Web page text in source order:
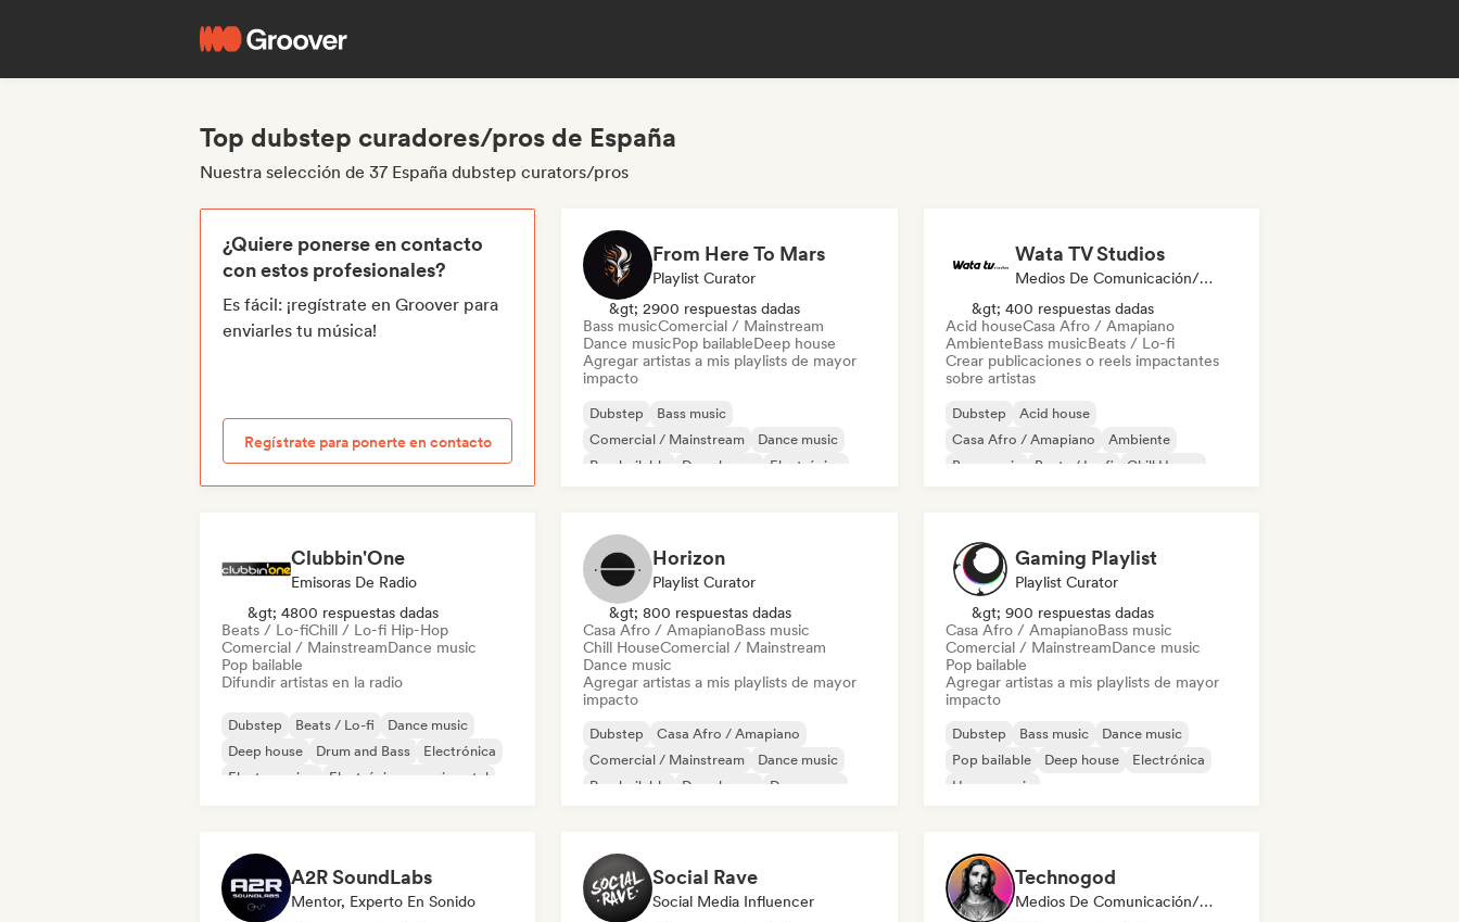
Top dubstep curadores/pros de España
Nuestra selección de 37 España dubstep curators/pros
¿Quiere ponerse en contacto
con estos profesionales?
Es fácil: ¡regístrate en Groover para
enviarles tu música!
Regístrate para ponerte en contacto
From Here To Mars
Playlist Curator
&gt; 2900 respuestas dadas
Bass musicComercial / Mainstream
Dance musicPop bailableDeep house
Agregar artistas a mis playlists de mayor
impacto
Dubstep
Bass music
Comercial / Mainstream
Dance music
Pop bailable
Deep house
Electrónica
Wata TV Studios
Medios De Comunicación/Periodista
&gt; 400 respuestas dadas
Acid houseCasa Afro / Amapiano
AmbienteBass musicBeats / Lo-fi
Crear publicaciones o reels impactantes
sobre artistas
Dubstep
Acid house
Casa Afro / Amapiano
Ambiente
Bass music
Beats / Lo-fi
Chill House
Clubbin'One
Emisoras De Radio
&gt; 4800 respuestas dadas
Beats / Lo-fiChill / Lo-fi Hip-Hop
Comercial / MainstreamDance music
Pop bailable
Difundir artistas en la radio
Dubstep Beats / Lo-fi
Dance music
Deep house
Drum and Bass
Electrónica
Electro swing
Electrónica experimental
Horizon
Playlist Curator
&gt; 800 respuestas dadas
Casa Afro / AmapianoBass music
Chill HouseComercial / Mainstream
Dance music
Agregar artistas a mis playlists de mayor
impacto
Dubstep
Casa Afro / Amapiano
Comercial / Mainstream
Dance music
Pop bailable
Deep house
Dream pop
Gaming Playlist
Playlist Curator
&gt; 900 respuestas dadas
Casa Afro / AmapianoBass music
Comercial / MainstreamDance music
Pop bailable
Agregar artistas a mis playlists de mayor
impacto
Dubstep Bass music
Dance music
Pop bailable
Deep house
Electrónica
House music
A2R SoundLabs
Mentor, Experto En Sonido
Social Rave
Social Media Influencer
Technogod
Medios De Comunicación/Periodista